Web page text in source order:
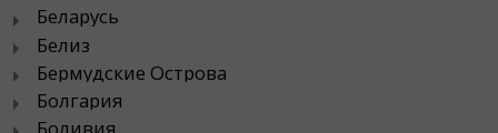
Беларусь
Белиз
Бермудские Острова
Болгария